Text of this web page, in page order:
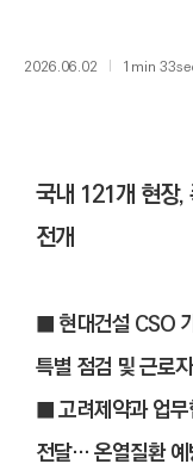
2026.06.02 1min
국내 121개 현장,
전개
■ 현대건설 CSO
특별 점검 및 근로
■ 고려제약과 업무
전달… 온열질환